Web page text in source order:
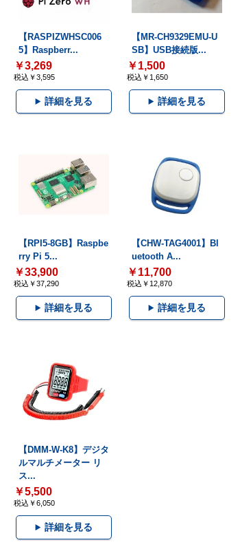
【RASPIZWHSC006
5】Raspberr...
￥3,269
税込￥3,595
詳細を見る
【MR-CH9329EMU-U
SB】USB接続版...
￥1,500
税込￥1,650
詳細を見る
【RPI5-8GB】Raspbe
rry Pi 5...
￥33,900
税込￥37,290
詳細を見る
【CHW-TAG4001】Bl
uetooth A...
￥11,700
税込￥12,870
詳細を見る
【DMM-W-K8】デジタ
ルマルチメーター リ
ス...
￥5,500
税込￥6,050
詳細を見る